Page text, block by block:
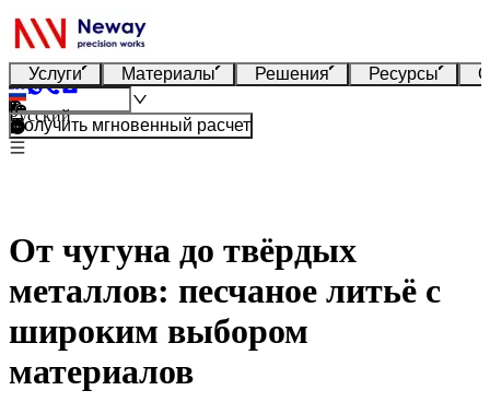
Услуги Материалы Решения Ресурсы
Русский
Получить мгновенный расчет
От чугуна до твёрдых
металлов: песчаное литьё с
широким выбором
материалов